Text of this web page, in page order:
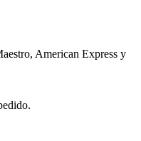
American Express y